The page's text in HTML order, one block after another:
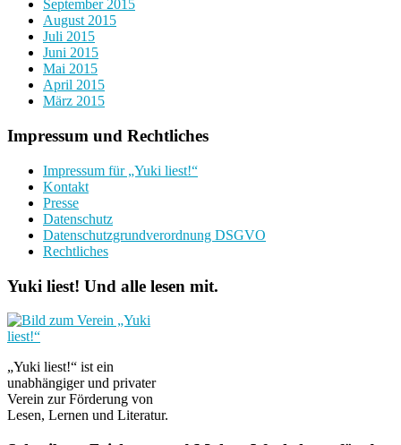
September 2015
August 2015
Juli 2015
Juni 2015
Mai 2015
April 2015
März 2015
Impressum und Rechtliches
Impressum für „Yuki liest!“
Kontakt
Presse
Datenschutz
Datenschutzgrundverordnung DSGVO
Rechtliches
Yuki liest! Und alle lesen mit.
„Yuki liest!“ ist ein
unabhängiger und privater
Verein zur Förderung von
Lesen, Lernen und Literatur.